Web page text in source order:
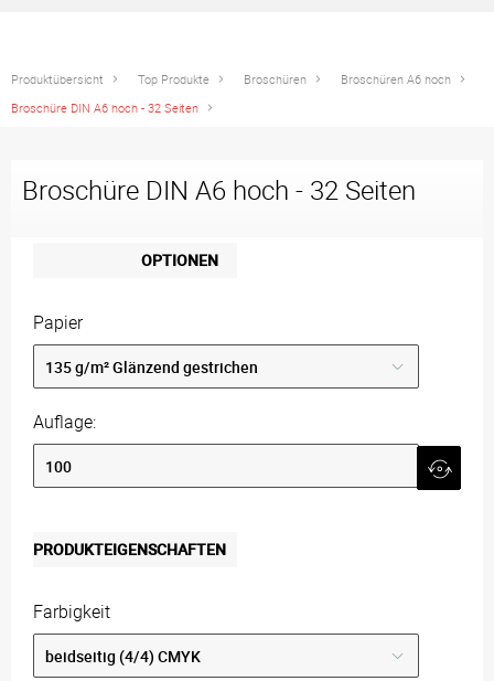
Produktübersicht Top Produkte Broschüren
Broschüren A6 hoch
Broschüre DIN A6 hoch - 32 Seiten
Broschüre DIN A6 hoch - 32 Seiten
OPTIONEN
Papier
Auflage:
PRODUKTEIGENSCHAFTEN
Farbigkeit